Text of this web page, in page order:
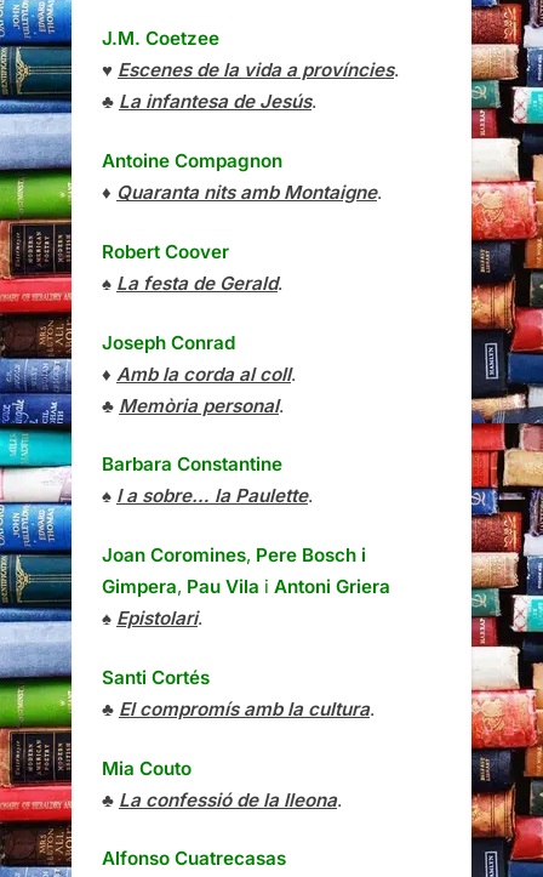
J.M. Coetzee
♥ Escenes de la vida a províncies.
♣ La infantesa de Jesús.
Antoine Compagnon
♦ Quaranta nits amb Montaigne.
Robert Coover
♠ La festa de Gerald.
Joseph Conrad
♦ Amb la corda al coll.
♣ Memòria personal.
Barbara Constantine
♠ I a sobre… la Paulette.
Joan Coromines, Pere Bosch i
Gimpera, Pau Vila i Antoni Griera
♠ Epistolari.
Santi Cortés
♣ El compromís amb la cultura.
Mia Couto
♣ La confessió de la lleona.
Alfonso Cuatrecasas